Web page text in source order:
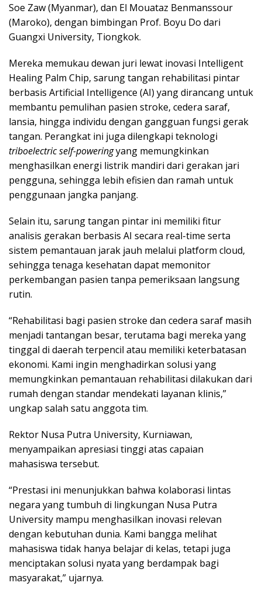
Soe Zaw (Myanmar), dan El Mouataz Benmanssour
(Maroko), dengan bimbingan Prof. Boyu Do dari
Guangxi University, Tiongkok.
Mereka memukau dewan juri lewat inovasi Intelligent
Healing Palm Chip, sarung tangan rehabilitasi pintar
berbasis Artificial Intelligence (AI) yang dirancang untuk
membantu pemulihan pasien stroke, cedera saraf,
lansia, hingga individu dengan gangguan fungsi gerak
tangan. Perangkat ini juga dilengkapi teknologi
triboelectric self-poweringyang memungkinkan
menghasilkan energi listrik mandiri dari gerakan jari
pengguna, sehingga lebih efisien dan ramah untuk
penggunaan jangka panjang.
Selain itu, sarung tangan pintar ini memiliki fitur
analisis gerakan berbasis AI secara real-time serta
sistem pemantauan jarak jauh melalui platform cloud,
sehingga tenaga kesehatan dapat memonitor
perkembangan pasien tanpa pemeriksaan langsung
rutin.
“Rehabilitasi bagi pasien stroke dan cedera saraf masih
menjadi tantangan besar, terutama bagi mereka yang
tinggal di daerah terpencil atau memiliki keterbatasan
ekonomi. Kami ingin menghadirkan solusi yang
memungkinkan pemantauan rehabilitasi dilakukan dari
rumah dengan standar mendekati layanan klinis,”
ungkap salah satu anggota tim.
Rektor Nusa Putra University, Kurniawan,
menyampaikan apresiasi tinggi atas capaian
mahasiswa tersebut.
“Prestasi ini menunjukkan bahwa kolaborasi lintas
negara yang tumbuh di lingkungan Nusa Putra
University mampu menghasilkan inovasi relevan
dengan kebutuhan dunia. Kami bangga melihat
mahasiswa tidak hanya belajar di kelas, tetapi juga
menciptakan solusi nyata yang berdampak bagi
masyarakat,” ujarnya.